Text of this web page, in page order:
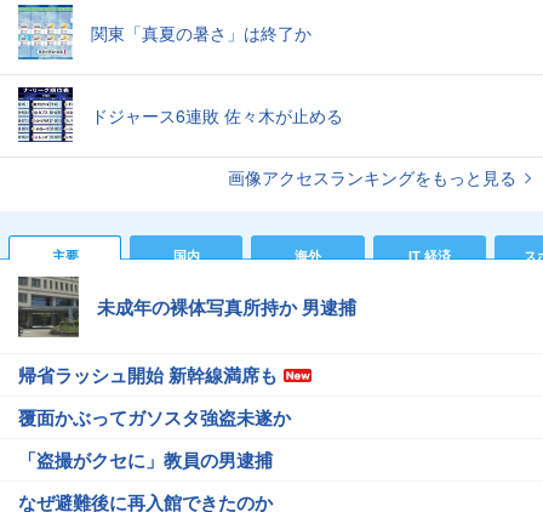
関東「真夏の暑さ」は終了か
ドジャース6連敗 佐々木が止める
画像アクセスランキングをもっと見る
主要 国内 海外 IT 経済 ス
未成年の裸体写真所持か 男逮捕
帰省ラッシュ開始 新幹線満席も
覆面かぶってガソスタ強盗未遂か
「盗撮がクセに」教員の男逮捕
なぜ避難後に再入館できたのか